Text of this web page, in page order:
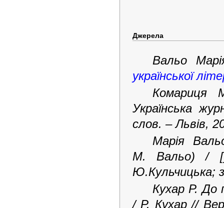
Джерела
Вальо
української
Комариця
Українська
слов. – Львів,
Марія
М. Вальо) /
Ю.Кульчицька;
Кухар Р. До
/ Р. Кухар //